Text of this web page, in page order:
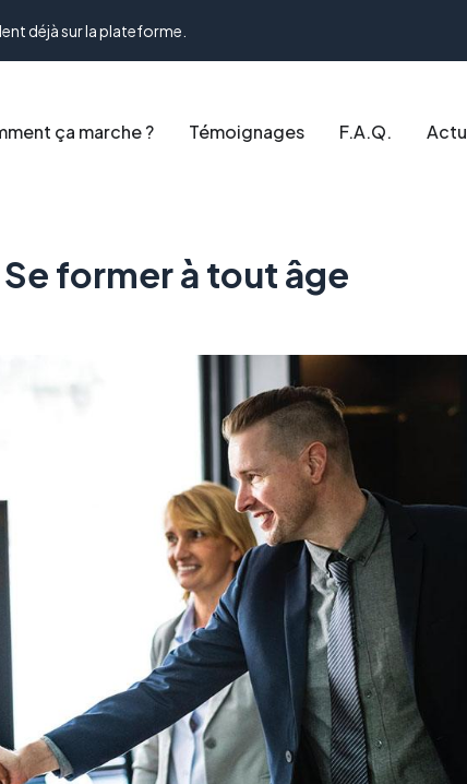
déjà sur la plateforme.
ça marche ? Témoignages F.A.Q.
former à tout âge